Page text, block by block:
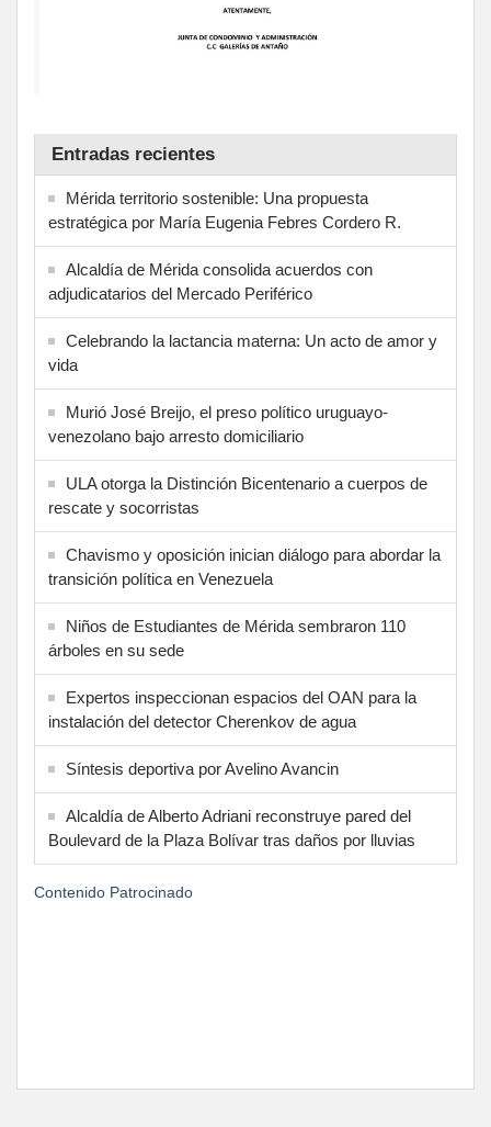
Entradas recientes
Mérida territorio sostenible: Una propuesta
estratégica por María Eugenia Febres Cordero R.
Alcaldía de Mérida consolida acuerdos con
adjudicatarios del Mercado Periférico
Celebrando la lactancia materna: Un acto de amor y
vida
Murió José Breijo, el preso político uruguayo-
venezolano bajo arresto domiciliario
ULA otorga la Distinción Bicentenario a cuerpos de
rescate y socorristas
Chavismo y oposición inician diálogo para abordar la
transición política en Venezuela
Niños de Estudiantes de Mérida sembraron 110
árboles en su sede
Expertos inspeccionan espacios del OAN para la
instalación del detector Cherenkov de agua
Síntesis deportiva por Avelino Avancin
Alcaldía de Alberto Adriani reconstruye pared del
Boulevard de la Plaza Bolívar tras daños por lluvias
Contenido Patrocinado